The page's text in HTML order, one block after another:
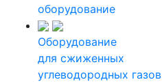
оборудование
Оборудование
для сжиженных
углеводородных газов